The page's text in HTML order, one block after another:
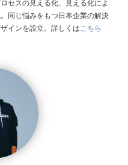
セスの見える化、見える化によ
同じ悩みをもつ日本企業の解決
インを設立。 詳しくは こちら